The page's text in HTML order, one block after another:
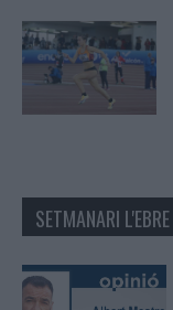
SETMANARI L'EBRE